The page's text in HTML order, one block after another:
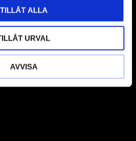
TILLÅT ALLA
URVAL
AVVISA